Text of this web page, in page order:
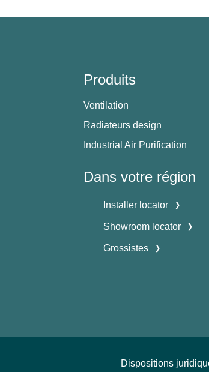
Produits
Ventilation
Radiateurs design
Industrial Air Purification
Dans votre région
Installer locator
Showroom locator
Grossistes
Dispositions